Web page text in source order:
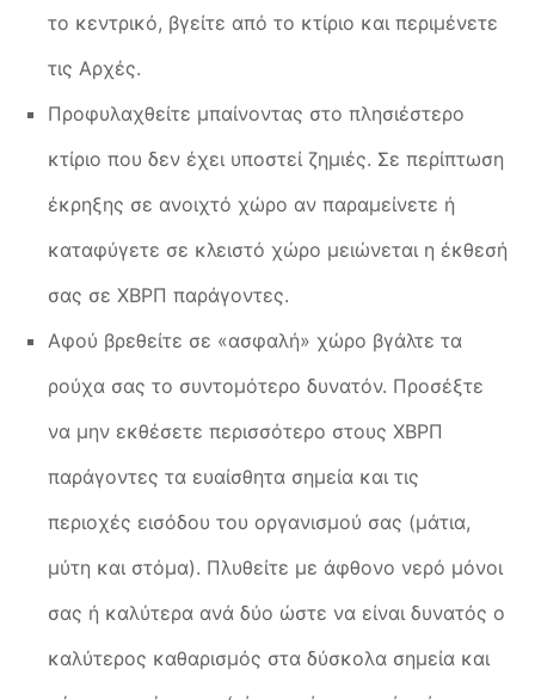
το κεντρικό, βγείτε από το κτίριο και περιμένετε
τις Aρχές.
Προφυλαχθείτε μπαίνοντας στο πλησιέστερο
κτίριο που δεν έχει υποστεί ζημιές. Σε περίπτωση
έκρηξης σε ανοιχτό χώρο αν παραμείνετε ή
καταφύγετε σε κλειστό χώρο μειώνεται η έκθεσή
σας σε ΧΒΡΠ παράγοντες.
Αφού βρεθείτε σε «ασφαλή» χώρο βγάλτε τα
ρούχα σας το συντομότερο δυνατόν. Προσέξτε
να μην εκθέσετε περισσότερο στους ΧΒΡΠ
παράγοντες τα ευαίσθητα σημεία και τις
περιοχές εισόδου του οργανισμού σας (μάτια,
μύτη και στόμα). Πλυθείτε με άφθονο νερό μόνοι
σας ή καλύτερα ανά δύο ώστε να είναι δυνατός ο
καλύτερος καθαρισμός στα δύσκολα σημεία και